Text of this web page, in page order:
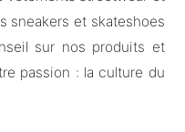
sneakers et skateshoes
sur nos produits et
passion : la culture du